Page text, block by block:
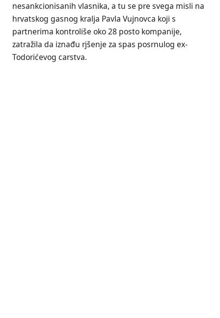
nesankcionisanih vlasnika, a tu se pre svega misli na
hrvatskog gasnog kralja Pavla Vujnovca koji s
partnerima kontroliše oko 28 posto kompanije,
zatražila da iznađu rjšenje za spas posrnulog ex-
Todorićevog carstva.